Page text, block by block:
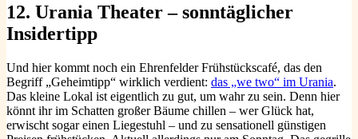
12. Urania Theater – sonntäglicher
Insidertipp
Und hier kommt noch ein Ehrenfelder Frühstückscafé, das den
Begriff „Geheimtipp“ wirklich verdient: das „we two“ im Urania.
Das kleine Lokal ist eigentlich zu gut, um wahr zu sein. Denn hier
könnt ihr im Schatten großer Bäume chillen – wer Glück hat,
erwischt sogar einen Liegestuhl – und zu sensationell günstigen